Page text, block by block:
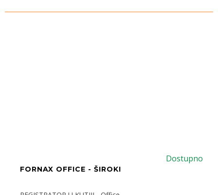
Dostupno
FORNAX OFFICE - ŠIROKI